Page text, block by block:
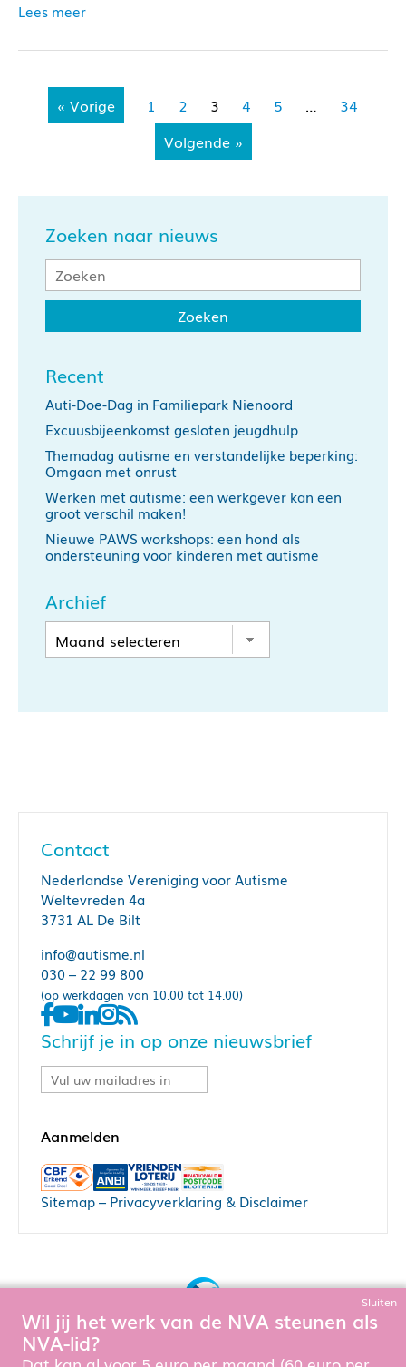
Lees meer
« Vorige 1 2 3 4 5 …
34
Volgende »
Zoeken naar nieuws
Recent
Auti-Doe-Dag in Familiepark Nienoord
Excuusbijeenkomst gesloten jeugdhulp
Themadag autisme en verstandelijke beperking:
Omgaan met onrust
Werken met autisme: een werkgever kan een
groot verschil maken!
Nieuwe PAWS workshops: een hond als
ondersteuning voor kinderen met autisme
Archief
Contact
Nederlandse Vereniging voor Autisme
Weltevreden 4a
3731 AL De Bilt
info@autisme.nl
030 – 22 99 800
(op werkdagen van 10.00 tot 14.00)
Schrijf je in op onze nieuwsbrief
Sitemap– Privacyverklaring & Disclaimer
Om de website goed te laten functioneren en te verbeteren
Sluiten
Wil jij het werk van de NVA steunen als
NVA-lid?